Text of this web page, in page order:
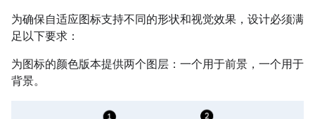
为确保自适应图标支持不同的形状和视觉效果，设计必须满
足以下要求：
为图标的颜色版本提供两个图层：一个用于前景，一个用于
背景。